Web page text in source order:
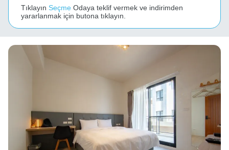
Tıklayın Seçme Odaya teklif vermek ve indirimden
yararlanmak için butona tıklayın.